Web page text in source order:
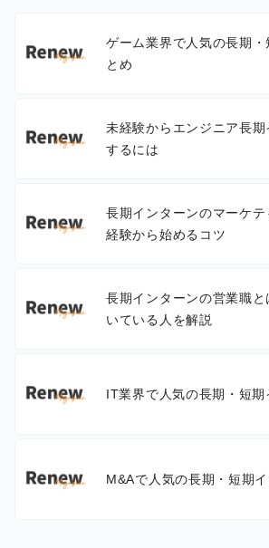
ゲーム業界で人気の長期・
とめ
未経験からエンジニア長
するには
長期インターンのマーケ
経験から始めるコツ
長期インターンの営業職と
いている人を解説
IT業界で人気の長期・短
M&Aで人気の長期・短期